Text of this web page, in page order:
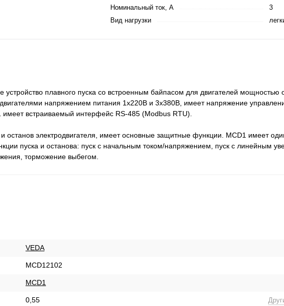
Номинальный ток, А
3
Вид нагрузки
плавного пуска со встроенным байпасом для двигателей мощностью
напряжением питания 1х220В и 3х380В, имеет напряжение
встраиваемый интерфейс RS-485 (Modbus RTU).
останов электродвигателя, имеет основные защитные функции. MCD1 имеет
пуска и останова: пуск с начальным током/напряжением, пуск с линейным
торможение выбегом.
VEDA
MCD12102
MCD1
0,55